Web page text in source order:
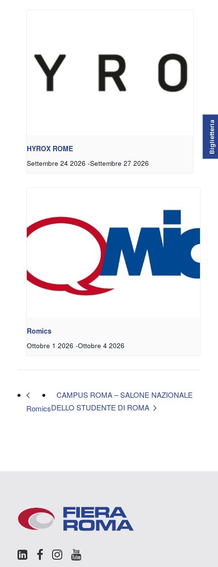
HYROX ROME
Settembre 24 2026 -Settembre 27 2026
Romics
Ottobre 1 2026 -Ottobre 4 2026
Romics
CAMPUS ROMA – SALONE NAZIONALE
DELLO STUDENTE DI ROMA
Biglietteria